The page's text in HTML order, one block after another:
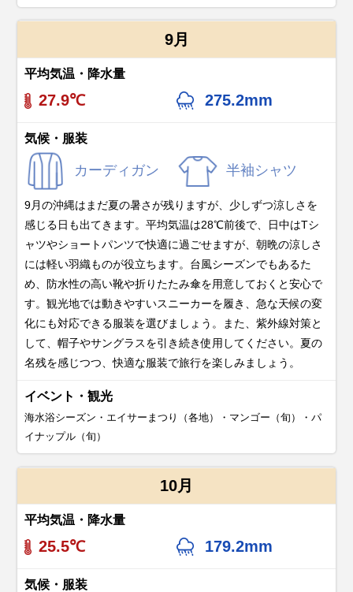
9月
平均気温・降水量
27.9℃ 275.2mm
気候・服装
カーディガン 半袖シャツ
9月の沖縄はまだ夏の暑さが残りますが、少しずつ涼しさを
感じる日も出てきます。平均気温は28℃前後で、日中はTシ
ャツやショートパンツで快適に過ごせますが、朝晩の涼しさ
には軽い羽織ものが役立ちます。台風シーズンでもあるた
め、防水性の高い靴や折りたたみ傘を用意しておくと安心で
す。観光地では動きやすいスニーカーを履き、急な天候の変
化にも対応できる服装を選びましょう。また、紫外線対策と
して、帽子やサングラスを引き続き使用してください。夏の
名残を感じつつ、快適な服装で旅行を楽しみましょう。
イベント・観光
海水浴シーズン・エイサーまつり（各地）・マンゴー（旬）・パ
イナップル（旬）
10月
平均気温・降水量
25.5℃ 179.2mm
気候・服装